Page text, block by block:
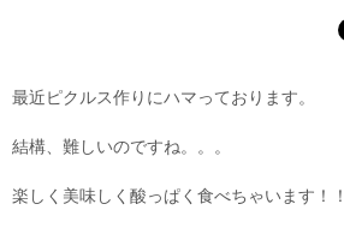
Blog
Contact
最近ピクルス作りにハマっております。
結構、難しいのですね。。。
楽しく美味しく酸っぱく食べちゃいます！！